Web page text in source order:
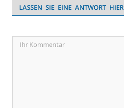
LASSEN SIE EINE ANTWORT HIER